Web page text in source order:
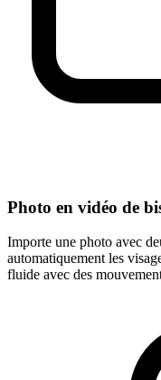
Photo en vidéo de
Importe une photo avec
automatiquement les
fluide avec des